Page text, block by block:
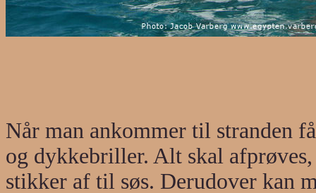
Når man ankommer til stranden
og dykkebriller. Alt skal
stikker af til søs. Derudover kan